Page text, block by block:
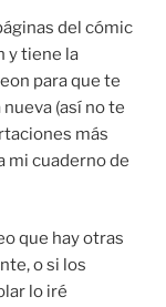
del cómic
y tiene la
para que te
(así no te
más
mi cuaderno de
que hay otras
o si los
lo iré